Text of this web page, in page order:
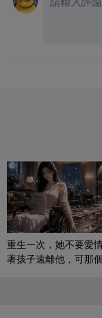
重生一次，她不要愛
著孩子遠離他，可那個